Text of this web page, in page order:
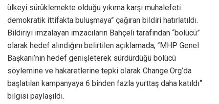
ülkeyi sürüklemekte olduğu yıkıma karşı muhalefeti
demokratik ittifakta buluşmaya” çağıran bildiri hatırlatıldı.
Bildiriyi imzalayan imzacıların Bahçeli tarafından “bölücü”
olarak hedef alındığını belirtilen açıklamada, “MHP Genel
Başkanı’nın hedef genişleterek sürdürdüğü bölücü
söylemine ve hakaretlerine tepki olarak Change.Org’da
başlatılan kampanyaya 6 binden fazla yurttaş daha katıldı”
bilgisi paylaşıldı.